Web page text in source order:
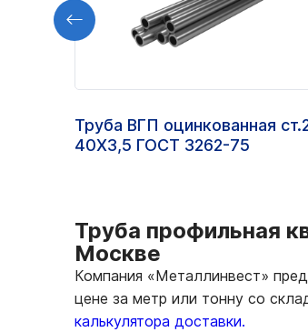
Труба ВГП оцинкованная
40Х3,5 ГОСТ 3262-75
Труба профильная
Москве
Компания «Металлинвест»
цене за метр или тонну со
калькулятора доставки.